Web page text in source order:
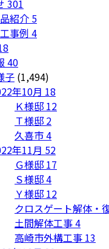
301
紹介 5
事例 4
40
子 (1,494)
年10月 18
Ｋ様邸 12
Ｔ様邸 2
久喜市4
年11月 52
Ｇ様邸 17
Ｓ様邸4
Ｙ様邸 12
クロスゲート解体・
土間解体工事4
高崎市外構工事 13